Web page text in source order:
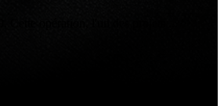
opération, l'un des projets ...